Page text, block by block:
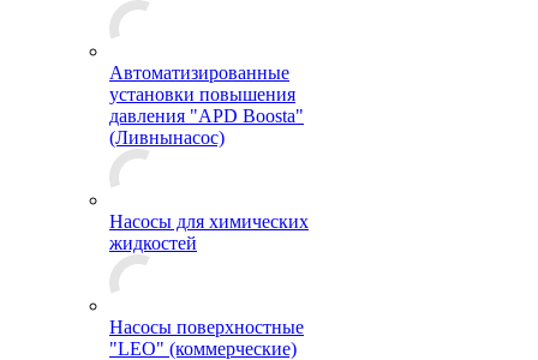
Автоматизированные
установки повышения
давления "APD Boosta"
(Ливнынасос)
Насосы для химических
жидкостей
Насосы поверхностные
"LEO" (коммерческие)